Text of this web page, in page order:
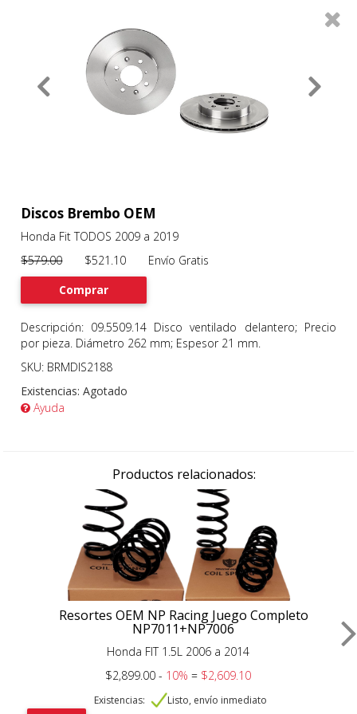
Services
Filtros 0
Previous
Discos Brembo OEM
Honda Fit TODOS 2009 a 2019
$579.00$521.10 Envío Gratis
Comprar
Descripción: 09.5509.14 Disco ventilado delantero; Precio
por pieza. Diámetro 262 mm; Espesor 21 mm.
SKU: BRMDIS2188
Existencias:Agotado
Ayuda
Productos relacionados:
Resortes OEM NP Racing Juego Completo
NP7011+NP7006
Honda FIT 1.5L 2006 a 2014
$2,899.00 - 10%= $2,609.10
Existencias: Listo, envío inmediato